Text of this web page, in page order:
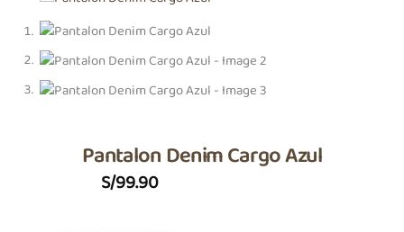
Pantalon Denim Cargo Azul
S/99.90